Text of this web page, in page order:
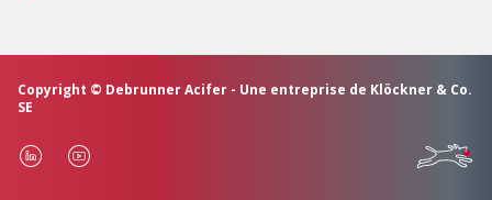
Copyright © Debrunner Acifer - Une entreprise de Klöckner & Co.
SE